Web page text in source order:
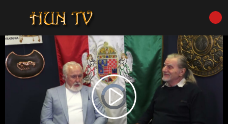
Video
Player
is
loading.Play